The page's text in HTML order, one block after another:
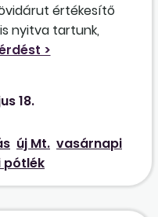
értékesítő
nyitva tartunk,
a 200
Ebben az
egy része rendes
és a
tulajdonos is, a
2015. március
rendben történt. A
kell a részükre
18.
új Mt. vasárnapi
pótlék